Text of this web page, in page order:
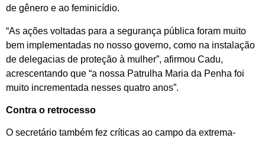
de gênero e ao feminicídio.
“As ações voltadas para a segurança pública foram muito
bem implementadas no nosso governo, como na instalação
de delegacias de proteção à mulher”, afirmou Cadu,
acrescentando que “a nossa Patrulha Maria da Penha foi
muito incrementada nesses quatro anos”.
Contra o retrocesso
O secretário também fez críticas ao campo da extrema-